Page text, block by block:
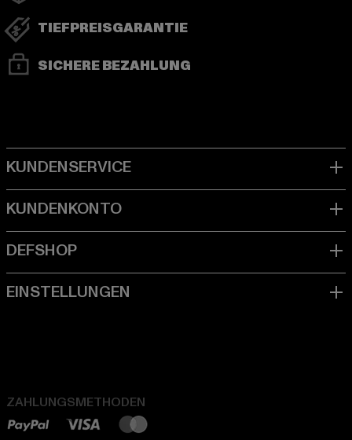
TIEFPREISGARANTIE
SICHERE BEZAHLUNG
ZAHLUNGSMETHODEN